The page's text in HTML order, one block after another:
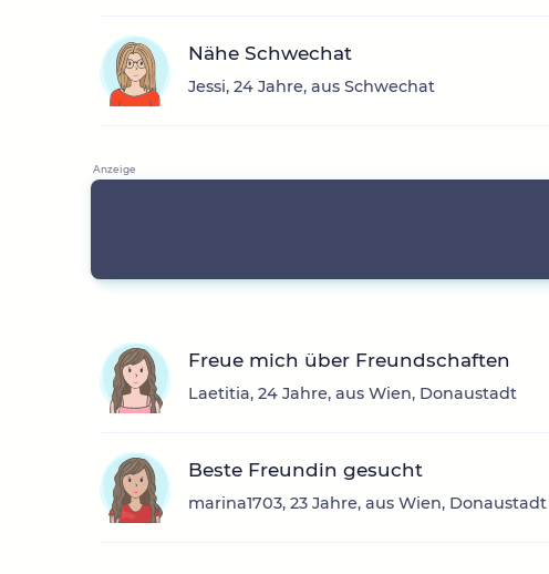
Nähe Schwechat
Jessi, 24 Jahre, aus Schwechat
Freue mich über Freundschaften
Laetitia, 24 Jahre, aus Wien, Donaustadt
Beste Freundin gesucht
marina1703, 23 Jahre, aus Wien, Donaustadt